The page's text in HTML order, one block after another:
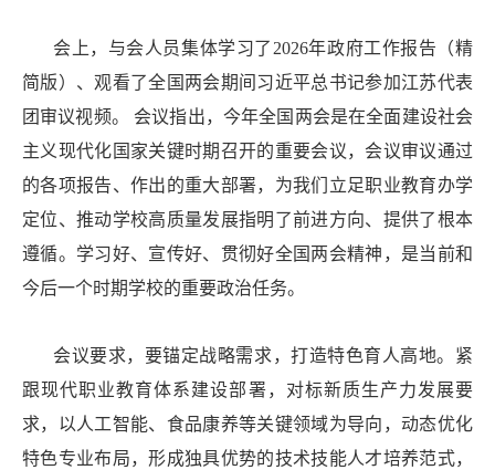
会上，与会人员集体学习了2026年政府工作报告（精
简版）、观看了全国两会期间习近平总书记参加江苏代表
团审议视频。 会议指出，今年全国两会是在全面建设社会
主义现代化国家关键时期召开的重要会议，会议审议通过
的各项报告、作出的重大部署，为我们立足职业教育办学
定位、推动学校高质量发展指明了前进方向、提供了根本
遵循。学习好、宣传好、贯彻好全国两会精神，是当前和
今后一个时期学校的重要政治任务。
会议要求，要锚定战略需求，打造特色育人高地。紧
跟现代职业教育体系建设部署，对标新质生产力发展要
求，以人工智能、食品康养等关键领域为导向，动态优化
特色专业布局，形成独具优势的技术技能人才培养范式，